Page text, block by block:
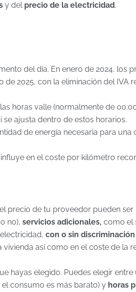
y del precio de la electricidad.
del día. En enero de 2024, los
2025, con la eliminación del IVA
horas valle (normalmente de
ajusta dentro de estos horarios.
de energía necesaria para una
en el coste por kilómetro
precio de tu proveedor pueden ser
no), servicios adicionales, como el
con o sin
así como en el coste de la
hayas elegido. Puedes elegir
consumo es más barato) y horas